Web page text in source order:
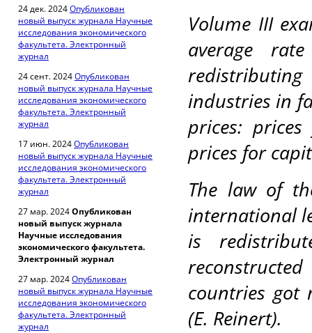
24 дек. 2024Опубликован
новый выпуск журнала Научные
исследования экономического
факультета. Электронный
журнал
24 сент. 2024Опубликован
новый выпуск журнала Научные
исследования экономического
факультета. Электронный
журнал
17 июн. 2024Опубликован
новый выпуск журнала Научные
исследования экономического
факультета. Электронный
журнал
27 мар. 2024Опубликован
новый выпуск журнала
Научные исследования
экономического факультета.
Электронный журнал
27 мар. 2024Опубликован
новый выпуск журнала Научные
исследования экономического
факультета. Электронный
журнал
Volume III
average
industries in
prices:
prices for
The law of
international
is
countries got
(E. Reinert).